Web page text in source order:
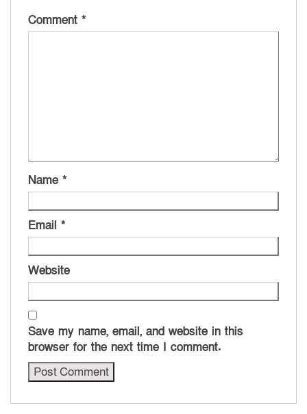
Comment *
Name *
Email *
Website
Save my name, email, and website in this
browser for the next time I comment.